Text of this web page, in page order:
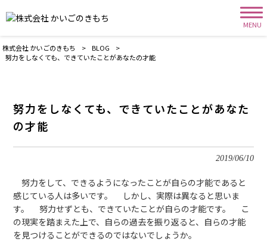
MENU
株式会社 かいごのきもち > BLOG
>
努力をしなくても、できていたことがあなたの才能
努力をしなくても、できていたことがあなた
の才能
2019/06/10
努力をして、できるようになったことが自らの才能であると
感じている人は多いです。 しかし、実際は異なると思いま
す。 努力せずとも、できていたことが自らの才能です。 こ
の現実を踏まえた上で、自らの過去を振り返ると、自らの才能
を見つけることができるのではないでしょうか。